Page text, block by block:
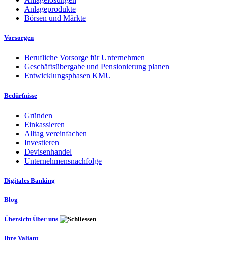
Anlageprodukte
Börsen und Märkte
Vorsorgen
Berufliche Vorsorge für Unternehmen
Geschäftsübergabe und Pensionierung planen
Entwicklungsphasen KMU
Bedürfnisse
Gründen
Einkassieren
Alltag vereinfachen
Investieren
Devisenhandel
Unternehmensnachfolge
Digitales Banking
Blog
Übersicht Über uns
Ihre Valiant